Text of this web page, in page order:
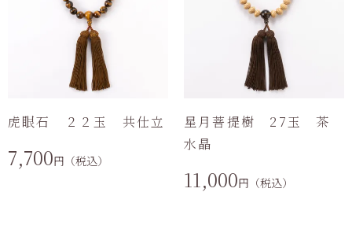
虎眼石 ２２玉 共仕立
7,700円（税込）
星月菩提樹 27玉 茶
水晶
11,000円（税込）